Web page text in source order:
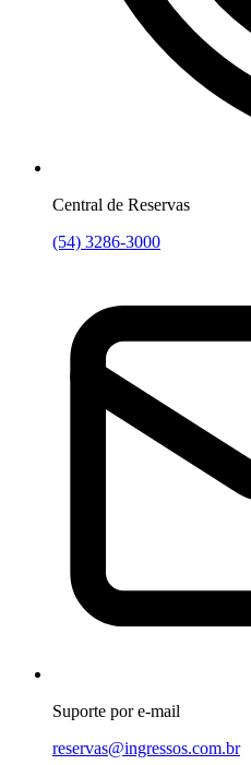
Central de Reservas
(54) 3286-3000
Suporte por e-mail
reservas@ingressos.com.br